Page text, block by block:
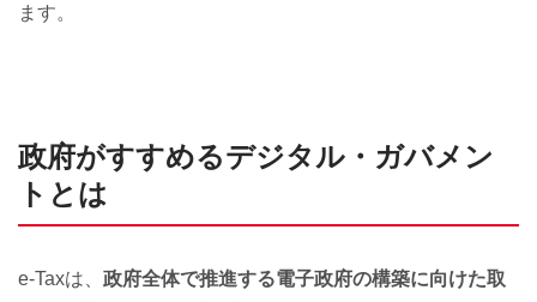
ます。
政府がすすめるデジタル・ガバメン
トとは
e-Taxは、 政府全体で推進する電子政府の構築に向けた取